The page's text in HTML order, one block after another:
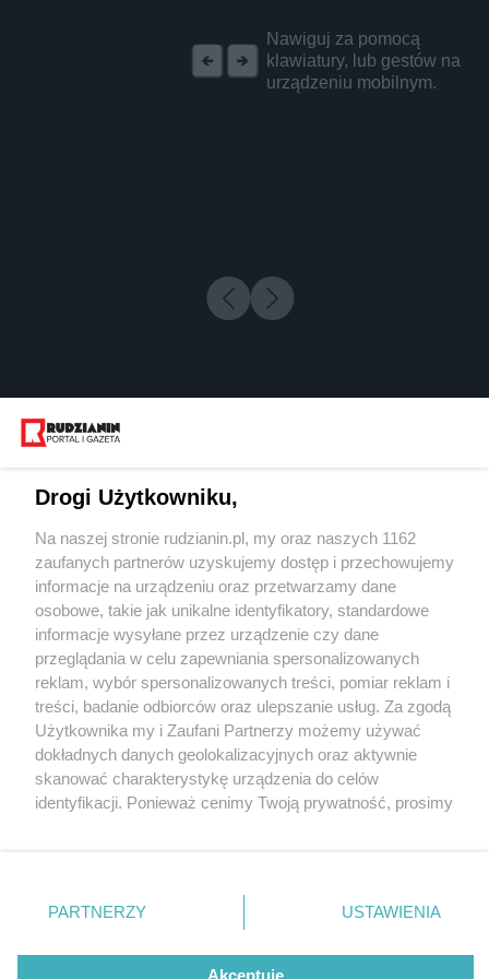
Nawiguj za pomocą
klawiatury, lub gestów na
urządzeniu mobilnym.
5 / 0
Wydawca mediów
Nie zapomnij
zapoznać się z:
polityką prywatności regulamin korzystania z portali
Twojemiasto
Piekary Śląskie
Chorzów
Tarnowskie Góry
Gliwice
Skontakuj sięz nami
Kontakt
Wydawca
Redakcja
Drogi Użytkowniku,
Na naszej stronie rudzianin.pl, my oraz naszych 1162
zaufanych partnerów uzyskujemy dostęp i przechowujemy
informacje na urządzeniu oraz przetwarzamy dane
osobowe, takie jak unikalne identyfikatory, standardowe
informacje wysyłane przez urządzenie czy dane
przeglądania w celu zapewniania spersonalizowanych
reklam, wybór spersonalizowanych treści, pomiar reklam i
treści, badanie odbiorców oraz ulepszanie usług. Za zgodą
Użytkownika my i Zaufani Partnerzy możemy używać
dokładnych danych geolokalizacyjnych oraz aktywnie
skanować charakterystykę urządzenia do celów
identyfikacji. Ponieważ cenimy Twoją prywatność, prosimy
prywatności znajdujący się w lewym dolnym rogu strony
. Niektóre rodzaje przetwarzania danych nie wymagają
zgody użytkownika, ale masz prawo sprzeciwić się
takiemu przetwarzaniu. Preferencje będą miały
PARTNERZY USTAWIENIA
Akceptuję